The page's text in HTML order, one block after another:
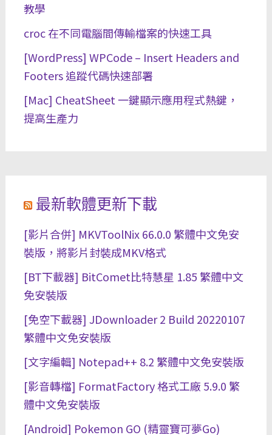
教學
croc 在不同電腦間傳輸檔案的快速工具
[WordPress] WPCode – Insert Headers and
Footers 追蹤代碼快速部署
[Mac] CheatSheet 一鍵顯示應用程式熱鍵，
提高生產力
最新軟體更新下載
[影片合併] MKVToolNix 66.0.0 繁體中文免安
裝版，將影片封裝成MKV格式
[BT下載器] BitComet比特慧星 1.85 繁體中文
免安裝版
[免空下載器] JDownloader 2 Build 20220107
繁體中文免安裝版
[文字編輯] Notepad++ 8.2 繁體中文免安裝版
[影音轉檔] FormatFactory 格式工廠 5.9.0 繁
體中文免安裝版
[Android] Pokemon GO (精靈寶可夢Go)